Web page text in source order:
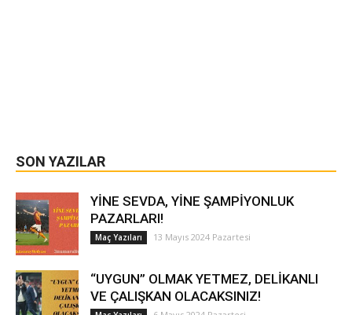
SON YAZILAR
YİNE SEVDA, YİNE ŞAMPİYONLUK
PAZARLARI!
Maç Yazıları 13 Mayıs 2024 Pazartesi
“UYGUN” OLMAK YETMEZ, DELİKANLI
VE ÇALIŞKAN OLACAKSINIZ!